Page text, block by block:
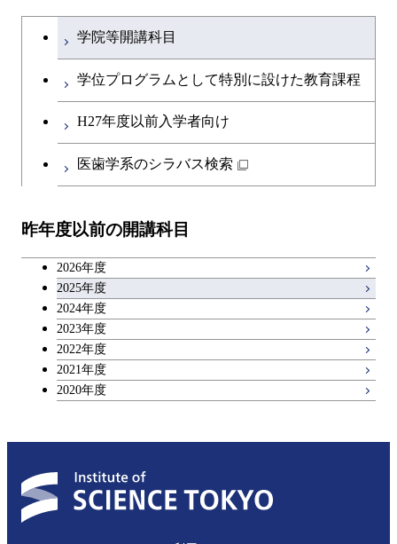
学士課程を切り替える
学院等開講科目
学位プログラムとして特別に設けた教育課程
H27年度以前入学者向け
医歯学系のシラバス検索
昨年度以前の開講科目
2026年度
2025年度
2024年度
2023年度
2022年度
2021年度
2020年度